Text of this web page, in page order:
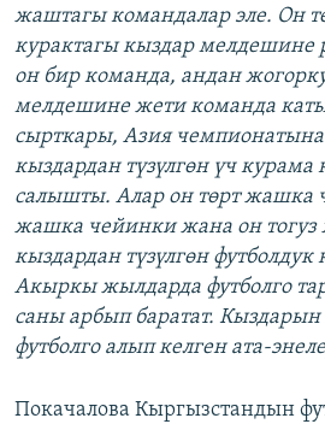
жаштагы командалар эле. Он
курактагы кыздар мелдешине
он бир команда, андан
мелдешине жети команда
сырткары, Азия
кыздардан түзүлгөн үч курама
салышты. Алар он төрт жашка
жашка чейинки жана он
кыздардан түзүлгөн футболдук
Акыркы жылдарда футболго
саны арбып баратат. Кыздарын
футболго алып келген ата-
Покачалова Кыргызстандын